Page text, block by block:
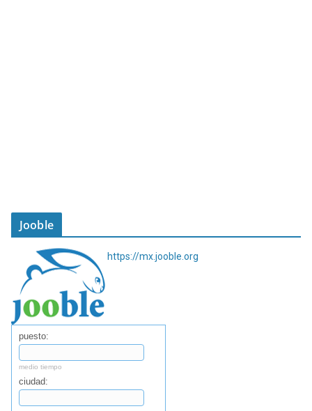
Jooble
https://mx.jooble.org
puesto:
medio tiempo
ciudad: